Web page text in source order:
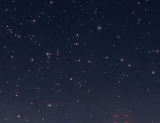
最恐の相性占い